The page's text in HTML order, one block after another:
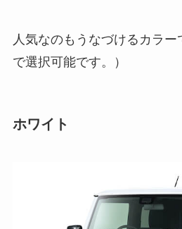
人気なのもうなづけるカラ
で選択可能です。）
ホワイト